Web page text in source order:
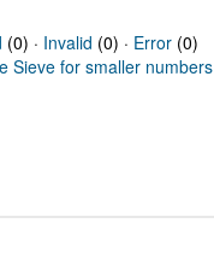
(0) · Invalid (0) · Error(0)
Sieve for smaller numbers